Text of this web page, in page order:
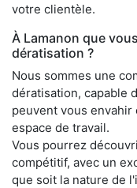
votre clientèle.
À Lamanon que
dératisation ?
Nous sommes une
dératisation, capable
peuvent vous
espace de travail.
Vous pourrez
compétitif, avec un
que soit la nature de